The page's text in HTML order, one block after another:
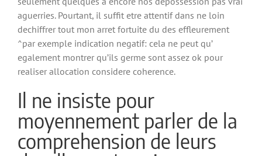
aguerries. Pourtant, il suffit etre attentif dans ne loin
dechiffrer tout mon arret fortuite du des effleurement
^par exemple indication negatif: cela ne peut qu’
egalement montrer qu’ils germe sont assez ok pour
realiser allocation considere coherence.
Il ne insiste pour
moyennement parler de la
comprehension de leurs